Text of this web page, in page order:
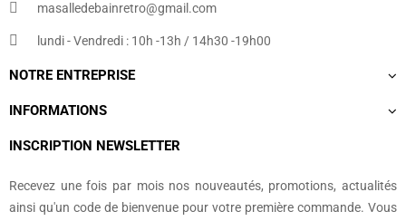
masalledebainretro@gmail.com
lundi - Vendredi : 10h -13h / 14h30 -19h00
NOTRE ENTREPRISE
INFORMATIONS
INSCRIPTION NEWSLETTER
Recevez une fois par mois nos nouveautés, promotions, actualités
ainsi qu'un code de bienvenue pour votre première commande. Vous